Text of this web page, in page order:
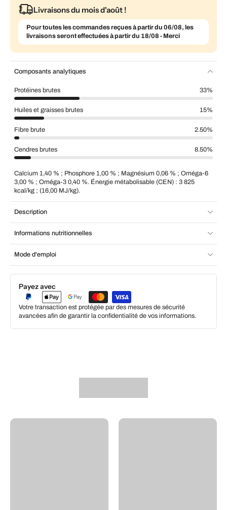
Livraisons du mois d'août !
Pour toutes les commandes reçues à partir du 06/08, les
livraisons seront effectuées à partir du 18/08 - Merci
Composants analytiques
Protéines brutes 33%
Huiles et graisses brutes 15%
Fibre brute 2.50%
Cendres brutes 8.50%
Calcium 1,40 % ; Phosphore 1,00 % ; Magnésium 0,06 % ; Oméga-6
3,00 % ; Oméga-3 0,40 %. Énergie métabolisable (CEN) : 3 825
kcal/kg ; (16,00 MJ/kg).
Description
Informations nutritionnelles
Mode d'emploi
Payez avec
Votre transaction est protégée par des mesures de sécurité
avancées afin de garantir la confidentialité de vos informations.